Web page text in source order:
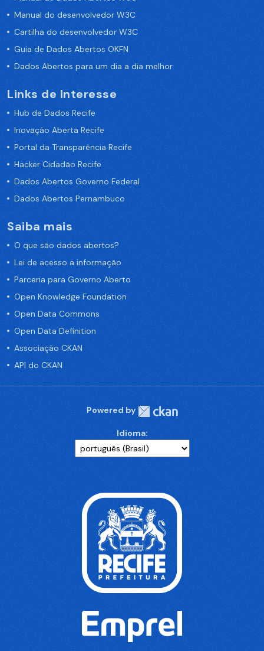
Manual do desenvolvedor W3C
Cartilha do desenvolvedor W3C
Guia de Dados Abertos OKFN
Dados Abertos para um dia a dia melhor
Links de Interesse
Hub de Dados Recife
Inovação Aberta Recife
Portal da Transparência Recife
Hacker Cidadão Recife
Dados Abertos Governo Federal
Dados Abertos Pernambuco
Saiba mais
O que são dados abertos?
Lei de acesso a informação
Parceria para Governo Aberto
Open Knowledge Foundation
Open Data Commons
Open Data Definition
Associação CKAN
API do CKAN
Powered by
Idioma